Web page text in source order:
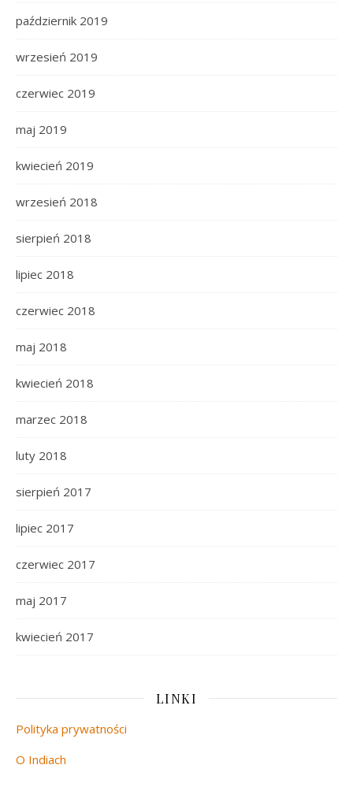
październik 2019
wrzesień 2019
czerwiec 2019
maj 2019
kwiecień 2019
wrzesień 2018
sierpień 2018
lipiec 2018
czerwiec 2018
maj 2018
kwiecień 2018
marzec 2018
luty 2018
sierpień 2017
lipiec 2017
czerwiec 2017
maj 2017
kwiecień 2017
LINKI
Polityka prywatności
O Indiach